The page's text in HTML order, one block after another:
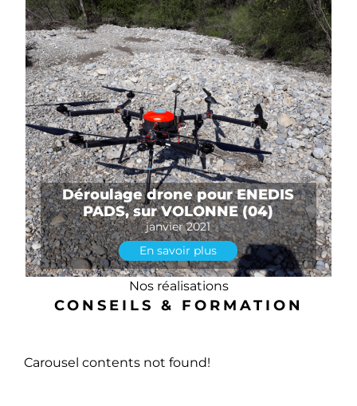
Déroulage drone pour ENEDIS
PADS, sur VOLONNE (04)
janvier 2021
En savoir plus
Nos réalisations
CONSEILS & FORMATION
Carousel contents not found!